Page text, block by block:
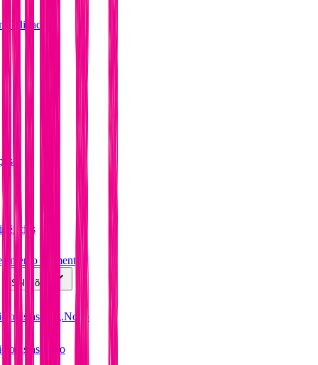
Alimentar
Soluções
Reg.Novo
Novo